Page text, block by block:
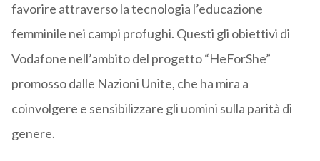
favorire attraverso la tecnologia l’educazione
femminile nei campi profughi. Questi gli obiettivi di
Vodafone nell’ambito del progetto “HeForShe”
promosso dalle Nazioni Unite, che ha mira a
coinvolgere e sensibilizzare gli uomini sulla parità di
genere.